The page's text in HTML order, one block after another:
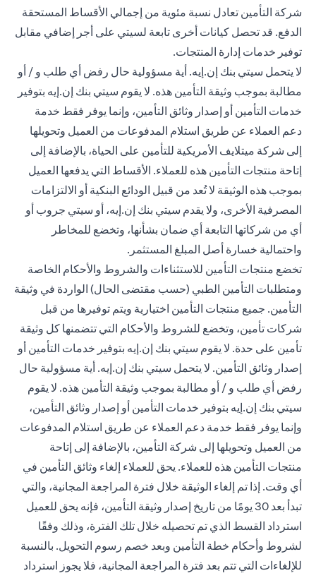
شركة التأمين تعادل نسبة مئوية من إجمالي الأقساط المستحقة
الدفع. قد تحصل كيانات أخرى تابعة لسيتي على أجر إضافي مقابل
توفير خدمات إدارة المنتجات.
لا يتحمل سيتي بنك إن.إيه. أية مسؤولية حال رفض أي طلب و / أو
مطالبة بموجب وثيقة التأمين هذه. لا يقوم سيتي بنك إن.إيه بتوفير
خدمات التأمين أو إصدار وثائق التأمين، وإنما يوفر فقط خدمة
دعم العملاء عن طريق استلام المدفوعات من العميل وتحويلها
إلى شركة ميتلايف الأمريكية للتأمين على الحياة، بالإضافة إلى
إتاحة منتجات التأمين هذه للعملاء. الأقساط التي يدفعها العميل
بموجب هذه الوثيقة لا تُعد من قبيل الودائع البنكية أو الالتزامات
المصرفية الأخرى، ولا يقدم سيتي بنك إن.إيه، أو سيتي جروب أو
أي من شركاتها التابعة أي ضمان بشأنها، وتخضع للمخاطر
واحتمالية خسارة أصل المبلغ المستثمر.
تخضع منتجات التأمين للاستثناءات والشروط والأحكام الخاصة
ومتطلبات التأمين الطبي (حسب مقتضى الحال) الواردة في وثيقة
التأمين. جميع منتجات التأمين اختيارية ويتم توفيرها من قبل
شركات تأمين، وتخضع للشروط والأحكام التي تتضمنها كل وثيقة
تأمين على حدة. لا يقوم سيتي بنك إن.إيه بتوفير خدمات التأمين أو
إصدار وثائق التأمين. لا يتحمل سيتي بنك إن.إيه. أية مسؤولية حال
رفض أي طلب و / أو مطالبة بموجب وثيقة التأمين هذه. لا يقوم
سيتي بنك إن.إيه بتوفير خدمات التأمين أو إصدار وثائق التأمين،
وإنما يوفر فقط خدمة دعم العملاء عن طريق استلام المدفوعات
من العميل وتحويلها إلى شركة التأمين، بالإضافة إلى إتاحة
منتجات التأمين هذه للعملاء. يحق للعملاء إلغاء وثائق التأمين في
أي وقت. إذا تم إلغاء الوثيقة خلال فترة المراجعة المجانية، والتي
تبدأ بعد 30 يومًا من تاريخ إصدار وثيقة التأمين، فإنه يحق للعميل
استرداد القسط الذي تم تحصيله خلال تلك الفترة، وذلك وفقًا
لشروط وأحكام خطة التأمين وبعد خصم رسوم التحويل. بالنسبة
للإلغاءات التي تتم بعد فترة المراجعة المجانية، فلا يجوز استرداد